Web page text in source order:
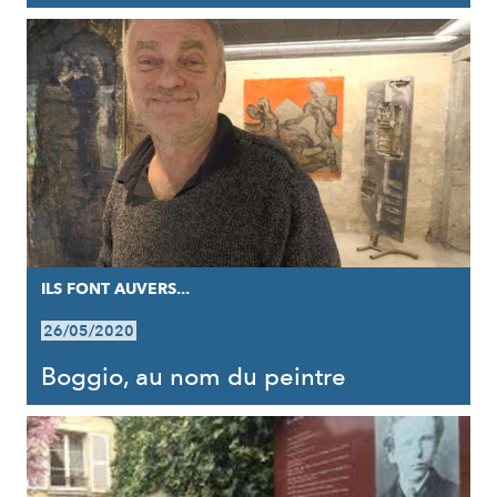
ILS FONT AUVERS...
26/05/2020
Boggio, au nom du peintre